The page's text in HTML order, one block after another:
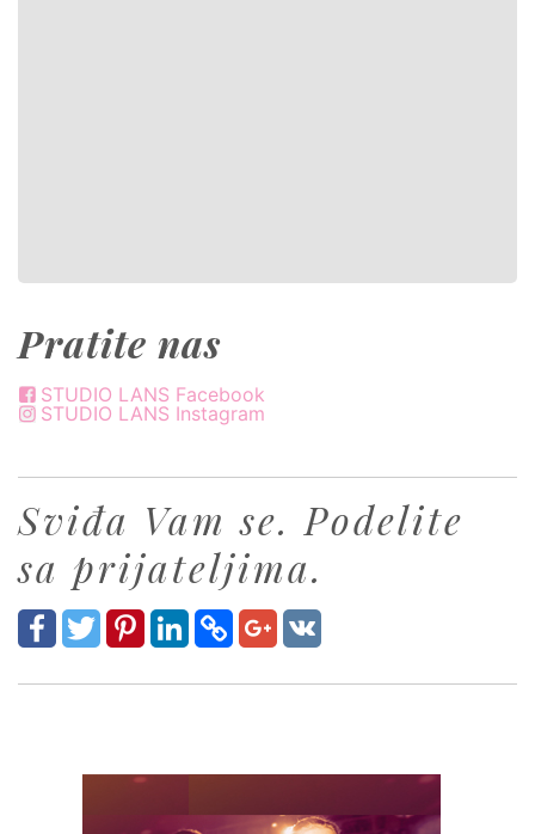
Pratite nas
STUDIO LANS Facebook
STUDIO LANS Instagram
Sviđa Vam se. Podelite
sa prijateljima.